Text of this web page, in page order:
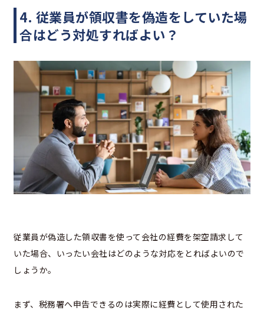
4. 従業員が領収書を偽造をしていた場
合はどう対処すればよい？
従業員が偽造した領収書を使って会社の経費を架空請求して
いた場合、いったい会社はどのような対応をとればよいので
しょうか。
まず、税務署へ申告できるのは実際に経費として使用された